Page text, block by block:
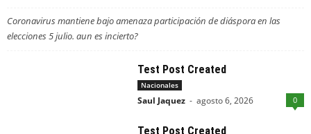
Coronavirus mantiene bajo amenaza participación de diáspora en las
elecciones 5 julio. aun es incierto?
Test Post Created
Nacionales
Saul Jaquez - agosto 6, 2026 0
Test Post Created